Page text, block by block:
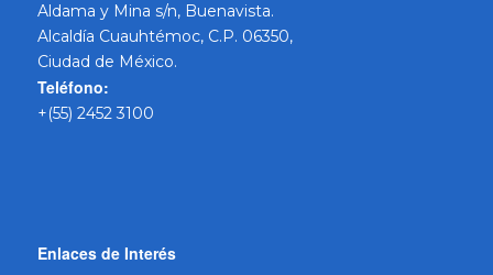
Aldama y Mina s/n, Buenavista.
Alcaldía Cuauhtémoc, C.P. 06350,
Ciudad de México.
Teléfono:
+(55) 2452 3100
Enlaces de Interés